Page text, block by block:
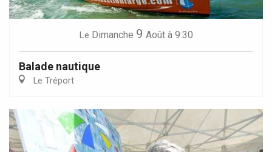
Le Dimanche 9 Août à 9:30
Balade nautique
Le Tréport